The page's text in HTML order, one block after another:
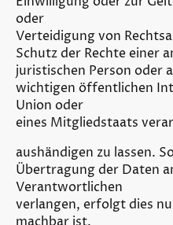
oder
Verteidigung von
Schutz der Rechte einer
juristischen Person oder
wichtigen öffentlichen
Union oder
eines Mitgliedstaats
aushändigen zu lassen.
Übertragung der Daten
Verantwortlichen
verlangen, erfolgt dies